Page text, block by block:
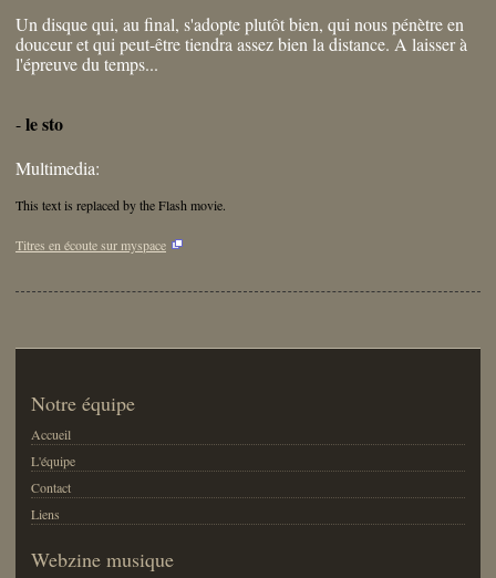
Un disque qui, au final, s'adopte plutôt bien, qui nous pénètre en
douceur et qui peut-être tiendra assez bien la distance. A laisser à
l'épreuve du temps...
-le sto
Multimedia:
This text is replaced by the Flash movie.
Titres en écoute sur myspace
Notre équipe
Accueil
L'équipe
Contact
Liens
Webzine musique